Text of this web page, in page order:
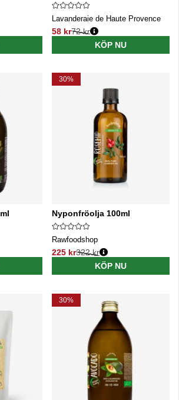
Lavanderaie de Haute Provence
58 kr
Ordinarie pris:
72 kr
KÖP NU
30%
Nyponfröolja 100ml
Rawfoodshop
225 kr
Ordinarie pris:
322 kr
KÖP NU
30%